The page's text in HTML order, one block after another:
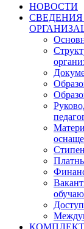
НОВОСТИ
СВЕДЕНИЯ